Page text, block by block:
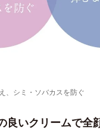
、シミ・ソバカスを防ぐ
良いクリームで全